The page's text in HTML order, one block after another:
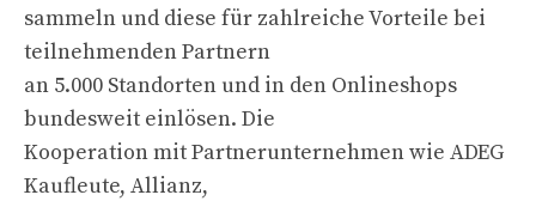
sammeln und diese für zahlreiche Vorteile bei
teilnehmenden Partnern
an 5.000 Standorten und in den Onlineshops
bundesweit einlösen. Die
Kooperation mit Partnerunternehmen wie ADEG
Kaufleute, Allianz,